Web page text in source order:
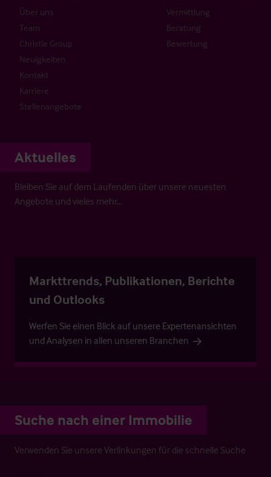
Über uns
Team
Christie Group
Neuigkeiten
Kontakt
Karriere
Stellenangebote
Vermittlung
Beratung
Bewertung
Aktuelles
Bleiben Sie auf dem Laufenden über unsere neuesten
Angebote und vieles mehr…
Markttrends, Publikationen, Berichte
und Outlooks
Werfen Sie einen Blick auf unsere Expertenansichten
und Analysen in allen unseren Branchen
Suche nach einer Immobilie
Verwenden Sie unsere Verlinkungen für die schnelle Suche